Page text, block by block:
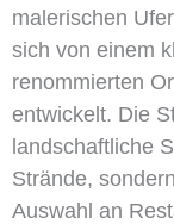
malerischen
sich von einem
renommierten
entwickelt. Die
landschaftliche
Strände,
Auswahl an